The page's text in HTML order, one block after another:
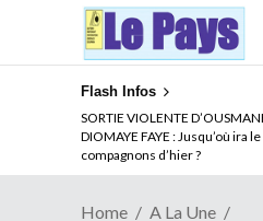
Flash Infos
SORTIE VIOLENTE
DIOMAYE FAYE : Jusqu’où
compagnons d’hier ?
NOUVELLE ATTAQUE
Comment arrêter la spirale de
Home
A La Une